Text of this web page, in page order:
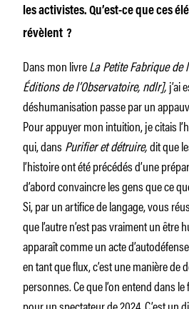
les activistes. Qu’est-ce que ces
révèlent ?
Dans mon livreLa Petite Fabrique de
Éditions de l’Observatoire, ndlr],j’ai
déshumanisation passe par un
Pour appuyer mon intuition, je citais
qui, dansPurifier et détruire,dit que
l’histoire ont été précédés d’une
d’abord convaincre les gens que ce
Si, par un artifice de langage, vous
que l’autre n’est pas vraiment un être
apparaît comme un acte
en tant que flux, c’est une manière de
personnes. Ce que l’on entend dans
pour un spectateur de 2024. C’est un